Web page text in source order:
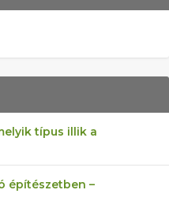
típus illik a
építészetben –